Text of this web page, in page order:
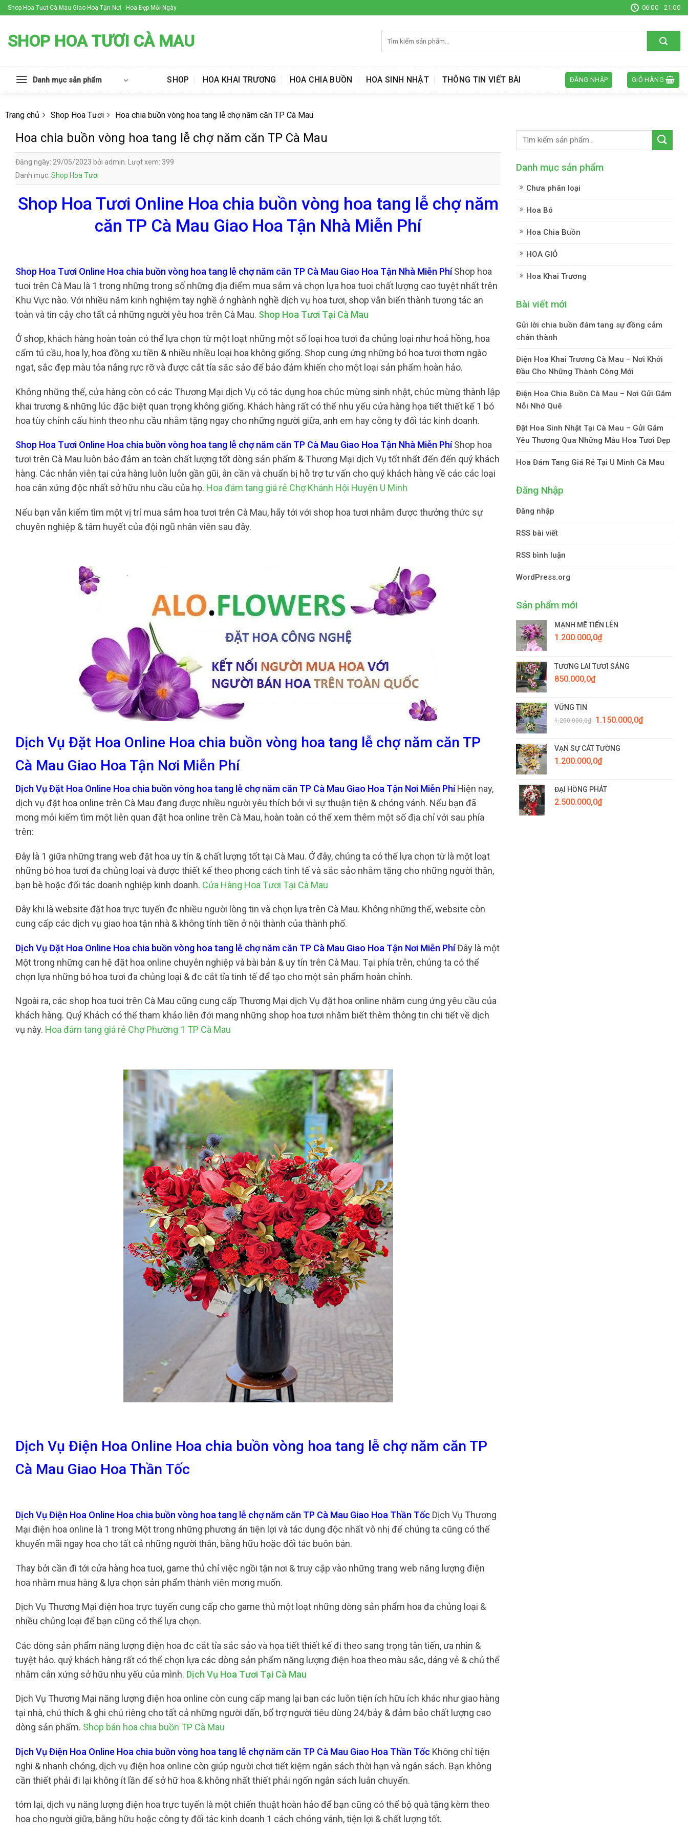
Skip
to
Shop Hoa Tươi Cà Mau Giao Hoa Tận Nơi - Hoa Đẹp Mỗi Ngày 06:00 - 21:00
SHOP HOA TƯƠI CÀ MAU
kiếm:
Danh mục sản phẩm SHOP HOA KHAI TRƯƠNG HOA CHIA BUỒN HOA SINH NHẬT THÔNG TIN VIẾT BÀI ĐĂNG NHẬP GIỎ HÀNG
Trang chủ Shop Hoa Tươi Hoa chia buồn vòng hoa tang lễ chợ năm căn TP Cà Mau
Hoa chia buồn vòng hoa tang lễ chợ năm căn TP Cà Mau
Đăng ngày: 29/05/2023 bởi admin. Lượt xem: 399
Danh mục: Shop Hoa Tươi
Shop Hoa Tươi Online Hoa chia buồn vòng hoa tang lễ chợ năm
căn TP Cà Mau Giao Hoa Tận Nhà Miễn Phí
Shop Hoa Tươi Online Hoa chia buồn vòng hoa tang lễ chợ năm căn TP Cà Mau Giao Hoa Tận Nhà Miễn PhíShop hoa
tuoi trên Cà Mau là 1 trong những trong số những địa điểm mua sắm và chọn lựa hoa tuoi chất lượng cao tuyệt nhất trên
Khu Vực nào. Với nhiều năm kinh nghiệm tay nghề ở nghành nghề dịch vụ hoa tươi, shop vẫn biến thành tương tác an
toàn và tin cậy cho tất cả những người yêu hoa trên Cà Mau. Shop Hoa Tươi Tại Cà Mau
Ở shop, khách hàng hoàn toàn có thể lựa chọn từ một loạt những một số loại hoa tươi đa chủng loại như hoả hồng, hoa
cẩm tú cầu, hoa ly, hoa đồng xu tiền & nhiều nhiều loại hoa không giống. Shop cung ứng những bó hoa tươi thơm ngào
ngạt, sắc đẹp màu tỏa nắng rực rỡ và được cắt tỉa sắc sảo để bảo đảm khiến cho một loại sản phẩm hoàn hảo.
Không những thế, cửa hàng còn có các Thương Mại dịch Vụ có tác dụng hoa chúc mừng sinh nhật, chúc mừng thành lập
khai trương & những lúc đặc biệt quan trọng không giống. Khách hàng rất có thể nhu yếu cửa hàng họa tiết thiết kế 1 bó
hoa tùy chỉnh cấu hình theo nhu cầu nhằm tặng ngay cho những người giữa, anh em hay công ty đối tác kinh doanh.
Shop Hoa Tươi Online Hoa chia buồn vòng hoa tang lễ chợ năm căn TP Cà Mau Giao Hoa Tận Nhà Miễn PhíShop hoa
tươi trên Cà Mau luôn bảo đảm an toàn chất lượng tốt dòng sản phẩm & Thương Mại dịch Vụ tốt nhất đến đến quý khách
hàng. Các nhân viên tại cửa hàng luôn luôn gần gũi, ân cần và chuẩn bị hỗ trợ tư vấn cho quý khách hàng về các các loại
hoa cân xứng độc nhất sở hữu nhu cầu của họ. Hoa đám tang giá rẻ Chợ Khánh Hội Huyện U Minh
Nếu bạn vẫn kiếm tìm một vị trí mua sắm hoa tươi trên Cà Mau, hãy tới với shop hoa tươi nhằm được thưởng thức sự
chuyên nghiệp & tâm huyết của đội ngũ nhân viên sau đây.
Dịch Vụ Đặt Hoa Online Hoa chia buồn vòng hoa tang lễ chợ năm căn TP
Cà Mau Giao Hoa Tận Nơi Miễn Phí
Dịch Vụ Đặt Hoa Online Hoa chia buồn vòng hoa tang lễ chợ năm căn TP Cà Mau Giao Hoa Tận Nơi Miễn PhíHiện nay,
dịch vụ đặt hoa online trên Cà Mau đang được nhiều người yêu thích bởi vì sự thuận tiện & chóng vánh. Nếu bạn đã
mong mỏi kiếm tìm một liên quan đặt hoa online trên Cà Mau, hoàn toàn có thể xem thêm một số địa chỉ với sau phía
trên:
Đây là 1 giữa những trang web đặt hoa uy tín & chất lượng tốt tại Cà Mau. Ở đây, chúng ta có thể lựa chọn từ là một loạt
những bó hoa tươi đa chủng loại và được thiết kế theo phong cách tinh tế và sắc sảo nhằm tặng cho những người thân,
bạn bè hoặc đối tác doanh nghiệp kinh doanh. Cửa Hàng Hoa Tươi Tại Cà Mau
Đây khi là website đặt hoa trực tuyến đc nhiều người lòng tin và chọn lựa trên Cà Mau. Không những thế, website còn
cung cấp các dịch vụ giao hoa tận nhà & không tính tiền ở nội thành của thành phố.
Dịch Vụ Đặt Hoa Online Hoa chia buồn vòng hoa tang lễ chợ năm căn TP Cà Mau Giao Hoa Tận Nơi Miễn PhíĐây là một
Một trong những can hệ đặt hoa online chuyên nghiệp và bài bản & uy tín trên Cà Mau. Tại phía trên, chúng ta có thể
chọn lựa những bó hoa tươi đa chủng loại & đc cắt tỉa tinh tế để tạo cho một sản phẩm hoàn chỉnh.
Ngoài ra, các shop hoa tuoi trên Cà Mau cũng cung cấp Thương Mại dịch Vụ đặt hoa online nhằm cung ứng yêu cầu của
khách hàng. Quý Khách có thể tham khảo liên đới mang những shop hoa tươi nhằm biết thêm thông tin chi tiết về dịch
vụ này. Hoa đám tang giá rẻ Chợ Phường 1 TP Cà Mau
Dịch Vụ Điện Hoa Online Hoa chia buồn vòng hoa tang lễ chợ năm căn TP
Cà Mau Giao Hoa Thần Tốc
Dịch Vụ Điện Hoa Online Hoa chia buồn vòng hoa tang lễ chợ năm căn TP Cà Mau Giao Hoa Thần Tốc Dịch Vụ Thương
Mại điện hoa online là 1 trong Một trong những phương án tiện lợi và tác dụng độc nhất vô nhị để chúng ta cũng có thể
khuyến mãi ngay hoa cho tất cả những người thân, bằng hữu hoặc đối tác buôn bán.
Thay bởi cần đi tới cửa hàng hoa tuoi, game thủ chỉ việc ngồi tận nơi & truy cập vào những trang web năng lượng điện
hoa nhằm mua hàng & lựa chọn sản phẩm thành viên mong muốn.
Dịch Vụ Thương Mại điện hoa trực tuyến cung cấp cho game thủ một loạt những dòng sản phẩm hoa đa chủng loại &
nhiều chủng loại để bạn cũng có thể lựa chọn.
Các dòng sản phẩm năng lượng điện hoa đc cắt tỉa sắc sảo và họa tiết thiết kế đi theo sang trọng tân tiến, ưa nhìn &
tuyệt hảo. quý khách hàng rất có thể chọn lựa các dòng sản phẩm năng lượng điện hoa theo màu sắc, dáng vẻ & chủ thể
nhằm cân xứng sở hữu nhu yếu của mình. Dịch Vụ Hoa Tươi Tại Cà Mau
Dịch Vụ Thương Mại năng lượng điện hoa online còn cung cấp mang lại bạn các luôn tiện ích hữu ích khác như giao hàng
tại nhà, chú thích & ghi chú riêng cho tất cả những người dấn, bổ trợ người tiêu dùng 24/bảy & đảm bảo chất lượng cao
dòng sản phẩm. Shop bán hoa chia buồn TP Cà Mau
Dịch Vụ Điện Hoa Online Hoa chia buồn vòng hoa tang lễ chợ năm căn TP Cà Mau Giao Hoa Thần Tốc Không chỉ tiện
nghi & nhanh chóng, dịch vụ điện hoa online còn giúp người chơi tiết kiệm ngân sách thời hạn và ngân sách. Bạn không
cần thiết phải đi lại không ít lần để sở hữ hoa & không nhất thiết phải ngốn ngân sách luân chuyển.
tóm lại, dịch vụ năng lượng điện hoa trực tuyến là một chiến thuật hoàn hảo để bạn cũng có thể bộ quà tặng kèm theo
hoa cho người giữa, bằng hữu hoặc công ty đối tác kinh doanh 1 cách chóng vánh, tiện lợi & chất lượng tốt.
Danh mục sản phẩm
Chưa phân loại
Hoa Bó
Hoa Chia Buồn
HOA GIỎ
Hoa Khai Trương
Bài viết mới
Gửi lời chia buồn đám tang sự đồng cảm
chân thành
Điện Hoa Khai Trương Cà Mau – Nơi Khởi
Đầu Cho Những Thành Công Mới
Điện Hoa Chia Buồn Cà Mau – Nơi Gửi Gắm
Nỗi Nhớ Quê
Đặt Hoa Sinh Nhật Tại Cà Mau – Gửi Gắm
Yêu Thương Qua Những Mẫu Hoa Tươi Đẹp
Hoa Đám Tang Giá Rẻ Tại U Minh Cà Mau
Đăng Nhập
Đăng nhập
RSS bài viết
RSS bình luận
WordPress.org
Sản phẩm mới
MẠNH MẼ TIẾN LÊN
1.200.000,0₫
TƯƠNG LAI TƯƠI SÁNG
850.000,0₫
VỮNG TIN
1.200.000,0₫
Giá
1.200.000,0₫.
1.150.000,0₫Giá
VẠN SỰ CÁT TƯỜNG
1.200.000,0₫
ĐẠI HỒNG PHÁT
2.500.000,0₫